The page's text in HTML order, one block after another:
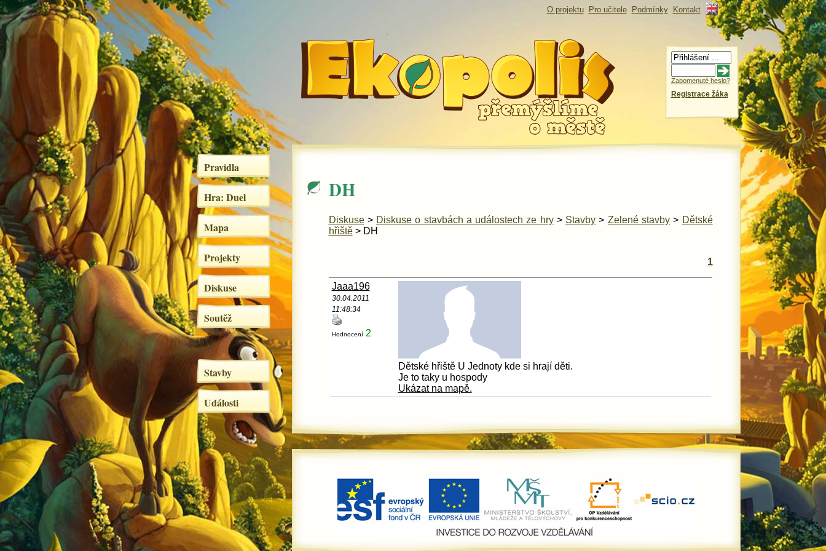
O projektu Pro učitele Podmínky Kontakt
Zapomenuté heslo?
Registrace žáka
Pravidla
Hra: Duel
Mapa
Projekty
Diskuse
Soutěž
Stavby
Události
DH
Diskuse> Diskuse o stavbách a událostech ze hry> Stavby > Zelené stavby > Dětské
hřiště> DH
1
Jaaa196
30.04.2011
11:48:34
Hodnocení 2
Dětské hřiště U Jednoty kde si hrají děti.
Je to taky u hospody
Ukázat na mapě.